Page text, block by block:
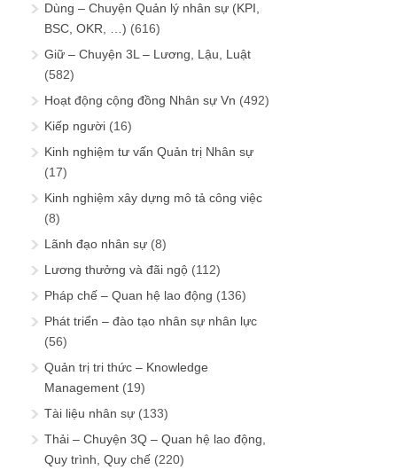
Dùng – Chuyện Quản lý nhân sự (KPI,
BSC, OKR, …) (616)
Giữ – Chuyện 3L – Lương, Lậu, Luật
(582)
Hoạt động cộng đồng Nhân sự Vn (492)
Kiếp người (16)
Kinh nghiệm tư vấn Quản trị Nhân sự
(17)
Kinh nghiệm xây dựng mô tả công việc
(8)
Lãnh đạo nhân sự (8)
Lương thưởng và đãi ngộ (112)
Pháp chế – Quan hệ lao động (136)
Phát triển – đào tạo nhân sự nhân lực
(56)
Quản trị tri thức – Knowledge
Management (19)
Tài liệu nhân sự (133)
Thải – Chuyện 3Q – Quan hệ lao động,
Quy trình, Quy chế (220)